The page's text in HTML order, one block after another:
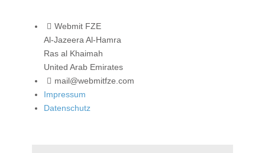
Webmit FZE
Al-Jazeera Al-Hamra
Ras al Khaimah
United Arab Emirates
mail@webmitfze.com
Impressum
Datenschutz